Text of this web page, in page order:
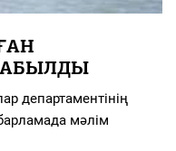
департаментінің
мәлім